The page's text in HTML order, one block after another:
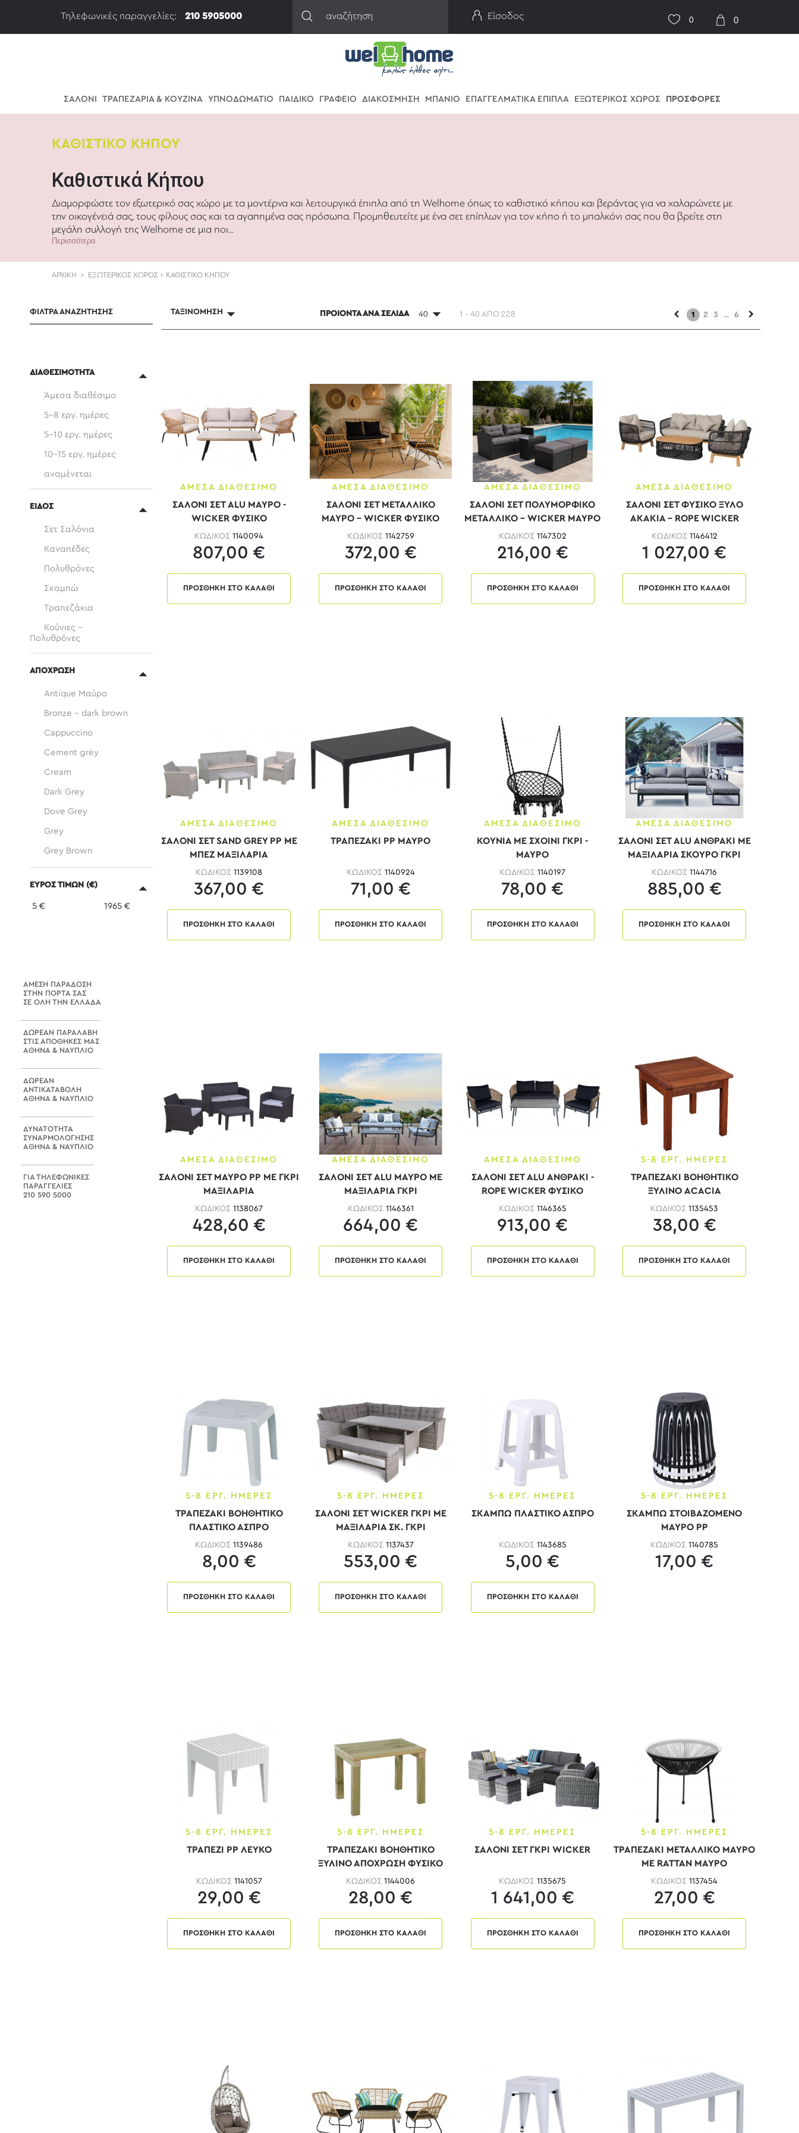
Τηλεφωνικές παραγγελίες: 210 5905000 Είσοδος 0 0
ΣΑΛΟΝΙ ΤΡΑΠΕΖΑΡΙΑ & ΚΟΥΖΙΝΑ ΥΠΝΟΔΩΜΑΤΙΟ ΠΑΙΔΙΚΟ ΓΡΑΦΕΙΟ ΔΙΑΚΟΣΜΗΣΗ ΜΠΑΝΙΟ ΕΠΑΓΓΕΛΜΑΤΙΚΑ ΕΠΙΠΛΑ ΕΞΩΤΕΡΙΚΟΣ ΧΩΡΟΣ ΠΡΟΣΦΟΡΕΣ
ΚΑΘΙΣΤΙΚΟ ΚΗΠΟΥ
Καθιστικά Κήπου
Διαμορφώστε τον εξωτερικό σας χώρο με τα μοντέρνα και λειτουργικά έπιπλα από τη Welhome όπως το καθιστικό κήπου και βεράντας για να χαλαρώνετε με
την οικογένειά σας, τους φίλους σας και τα αγαπημένα σας πρόσωπα. Προμηθευτείτε με ένα σετ επίπλων για τον κήπο ή το μπαλκόνι σας που θα βρείτε στη
μεγάλη συλλογή της Welhome σε μια ποι...
Περισσότερα
ΑΡΧΙΚΗ > ΕΞΩΤΕΡΙΚΟΣ ΧΩΡΟΣ > ΚΑΘΙΣΤΙΚΟ ΚΗΠΟΥ
ΦΙΛΤΡΑ ΑΝΑΖΗΤΗΣΗΣ
ΔΙΑΘΕΣΙΜΟΤΗΤΑ
Άμεσα διαθέσιμο
5-8 εργ. ημέρες
5-10 εργ. ημέρες
10-15 εργ. ημέρες
αναμένεται
ΕΙΔΟΣ
Σετ Σαλόνια
Καναπέδες
Πολυθρόνες
Σκαμπώ
Τραπεζάκια
Κούνιες -
Πολυθρόνες
ΑΠΟΧΡΩΣΗ
Antique Μαύρο
Bronze - dark brown
Cappuccino
Cement grey
Cream
Dark Grey
Dove Grey
Grey
Grey Brown
Grey White
Marsala
Metal
Taupe
Ανθρακί - Μπεζ
Ανθρακί - Φυσικό
Ανοιχτό Γκρι
Άσπρο
Άσπρο - ανθρακί
Άσπρο - Μπλε
Άσπρο - φυσικό
Γκρι
ΕΥΡΟΣ ΤΙΜΩΝ (€)
5 € 1965 €
ΑΜΕΣΗ ΠΑΡΑΔΟΣΗ
ΣΤΗΝ ΠΟΡΤΑ ΣΑΣ
ΣΕ ΟΛΗ ΤΗΝ ΕΛΛΑΔΑ
ΔΩΡΕΑΝ ΠΑΡΑΛΑΒΗ
ΣΤΙΣ ΑΠΟΘΗΚΕΣ ΜΑΣ
ΑΘΗΝΑ & ΝΑΥΠΛΙΟ
ΔΩΡΕΑΝ
ΑΝΤΙΚΑΤΑΒΟΛΗ
ΑΘΗΝΑ & ΝΑΥΠΛΙΟ
ΔΥΝΑΤΟΤΗΤΑ
ΣΥΝΑΡΜΟΛΟΓΗΣΗΣ
ΑΘΗΝΑ & ΝΑΥΠΛΙΟ
ΓΙΑ ΤΗΛΕΦΩΝΙΚΕΣ
ΠΑΡΑΓΓΕΛΙΕΣ
210 590 5000
ΤΑΞΙΝΌΜΗΣΗ ΠΡΟΙΟΝΤΑ ΑΝΑ ΣΕΛΙΔΑ 40 1 2 3 ... 6
1 - 40 ΑΠΟ 228
ΑΜΕΣΑ ΔΙΑΘΕΣΙΜΟ
ΣΑΛΟΝΙ ΣΕΤ ALU ΜΑΥΡΟ -
WICKER ΦΥΣΙΚΟ
ΚΩΔΙΚΟΣ1140094
807,00 €
ΠΡΟΣΘΗΚΗ ΣΤΟ ΚΑΛΑΘΙ
ΑΜΕΣΑ ΔΙΑΘΕΣΙΜΟ
ΣΑΛΟΝΙ ΣΕΤ ΜΕΤΑΛΛΙΚΟ
ΜΑΥΡΟ - WICKER ΦΥΣΙΚΟ
ΚΩΔΙΚΟΣ 1142759
372,00 €
ΠΡΟΣΘΗΚΗ ΣΤΟ ΚΑΛΑΘΙ
ΑΜΕΣΑ ΔΙΑΘΕΣΙΜΟ
ΣΑΛΟΝΙ ΣΕΤ ΠΟΛΥΜΟΡΦΙΚΟ
ΜΕΤΑΛΛΙΚΟ - WICKER ΜΑΥΡΟ
ΜΕ...
ΚΩΔΙΚΟΣ 1147302
216,00 €
ΠΡΟΣΘΗΚΗ ΣΤΟ ΚΑΛΑΘΙ
ΑΜΕΣΑ ΔΙΑΘΕΣΙΜΟ
ΣΑΛΟΝΙ ΣΕΤ ΦΥΣΙΚΟ ΞΥΛΟ
ΑΚΑΚΙΑ - ROPE WICKER
ΜΑΥΡΟ
ΚΩΔΙΚΟΣ 1146412
1 027,00 €
ΠΡΟΣΘΗΚΗ ΣΤΟ ΚΑΛΑΘΙ
ΑΜΕΣΑ ΔΙΑΘΕΣΙΜΟ
ΣΑΛΟΝΙ ΣΕΤ SAND GREY PP ΜΕ
ΜΠΕΖ ΜΑΞΙΛΑΡΙΑ
ΚΩΔΙΚΟΣ1139108
367,00 €
ΠΡΟΣΘΗΚΗ ΣΤΟ ΚΑΛΑΘΙ
ΑΜΕΣΑ ΔΙΑΘΕΣΙΜΟ
ΤΡΑΠΕΖΑΚΙ PP ΜΑΥΡΟ
ΚΩΔΙΚΟΣ 1140924
71,00 €
ΠΡΟΣΘΗΚΗ ΣΤΟ ΚΑΛΑΘΙ
ΑΜΕΣΑ ΔΙΑΘΕΣΙΜΟ
ΚΟΥΝΙΑ ΜΕ ΣΧΟΙΝΙ ΓΚΡΙ -
ΜΑΥΡΟ
ΚΩΔΙΚΟΣ1140197
78,00 €
ΠΡΟΣΘΗΚΗ ΣΤΟ ΚΑΛΑΘΙ
ΑΜΕΣΑ ΔΙΑΘΕΣΙΜΟ
ΣΑΛΟΝΙ ΣΕΤ ALU ΑΝΘΡΑΚΙ ΜΕ
ΜΑΞΙΛΑΡΙΑ ΣΚΟΥΡΟ ΓΚΡΙ
ΚΩΔΙΚΟΣ1144716
885,00 €
ΠΡΟΣΘΗΚΗ ΣΤΟ ΚΑΛΑΘΙ
ΑΜΕΣΑ ΔΙΑΘΕΣΙΜΟ
ΣΑΛΟΝΙ ΣΕΤ ΜΑΥΡΟ PP ΜΕ ΓΚΡΙ
ΜΑΞΙΛΑΡΙΑ
ΚΩΔΙΚΟΣ1138067
428,60 €
ΠΡΟΣΘΗΚΗ ΣΤΟ ΚΑΛΑΘΙ
ΑΜΕΣΑ ΔΙΑΘΕΣΙΜΟ
ΣΑΛΟΝΙ ΣΕΤ ALU ΜΑΥΡΟ ΜΕ
ΜΑΞΙΛΑΡΙΑ ΓΚΡΙ
ΚΩΔΙΚΟΣ 1146361
664,00 €
ΠΡΟΣΘΗΚΗ ΣΤΟ ΚΑΛΑΘΙ
ΑΜΕΣΑ ΔΙΑΘΕΣΙΜΟ
ΣΑΛΟΝΙ ΣΕΤ ALU ΑΝΘΡΑΚΙ -
ROPE WICKER ΦΥΣΙΚΟ
ΚΩΔΙΚΟΣ 1146365
913,00 €
ΠΡΟΣΘΗΚΗ ΣΤΟ ΚΑΛΑΘΙ
5-8 ΕΡΓ. ΗΜΕΡΕΣ
ΤΡΑΠΕΖΑΚΙ ΒΟΗΘΗΤΙΚΟ
ΞΥΛΙΝΟ ACACIA
ΚΩΔΙΚΟΣ1135453
38,00 €
ΠΡΟΣΘΗΚΗ ΣΤΟ ΚΑΛΑΘΙ
5-8 ΕΡΓ. ΗΜΕΡΕΣ
ΤΡΑΠΕΖΑΚΙ ΒΟΗΘΗΤΙΚΟ
ΠΛΑΣΤΙΚΟ ΑΣΠΡΟ
ΚΩΔΙΚΟΣ1139486
8,00 €
ΠΡΟΣΘΗΚΗ ΣΤΟ ΚΑΛΑΘΙ
5-8 ΕΡΓ. ΗΜΕΡΕΣ
ΣΑΛΟΝΙ ΣΕΤ WICKER ΓΚΡΙ ΜΕ
ΜΑΞΙΛΑΡΙΑ ΣΚ. ΓΚΡΙ
ΚΩΔΙΚΟΣ 1137437
553,00 €
ΠΡΟΣΘΗΚΗ ΣΤΟ ΚΑΛΑΘΙ
5-8 ΕΡΓ. ΗΜΕΡΕΣ
ΣΚΑΜΠΩ ΠΛΑΣΤΙΚΟ ΑΣΠΡΟ
ΚΩΔΙΚΟΣ 1143685
5,00 €
ΠΡΟΣΘΗΚΗ ΣΤΟ ΚΑΛΑΘΙ
5-8 ΕΡΓ. ΗΜΕΡΕΣ
ΣΚΑΜΠΩ ΣΤΟΙΒΑΖΟΜΕΝΟ
ΜΑΥΡΟ ΡΡ
ΚΩΔΙΚΟΣ1140785
17,00 €
5-8 ΕΡΓ. ΗΜΕΡΕΣ
ΤΡΑΠΕΖΙ PP ΛΕΥΚΟ
ΚΩΔΙΚΟΣ 1141057
29,00 €
ΠΡΟΣΘΗΚΗ ΣΤΟ ΚΑΛΑΘΙ
5-8 ΕΡΓ. ΗΜΕΡΕΣ
ΤΡΑΠΕΖΑΚΙ ΒΟΗΘΗΤΙΚΟ
ΞΥΛΙΝΟ ΑΠΟΧΡΩΣΗ ΦΥΣΙΚΟ
ΚΩΔΙΚΟΣ1144006
28,00 €
ΠΡΟΣΘΗΚΗ ΣΤΟ ΚΑΛΑΘΙ
5-8 ΕΡΓ. ΗΜΕΡΕΣ
ΣΑΛΟΝΙ ΣΕΤ ΓΚΡΙ WICKER
ΚΩΔΙΚΟΣ1135675
1 641,00 €
ΠΡΟΣΘΗΚΗ ΣΤΟ ΚΑΛΑΘΙ
5-8 ΕΡΓ. ΗΜΕΡΕΣ
ΤΡΑΠΕΖΑΚΙ ΜΕΤΑΛΛΙΚΟ ΜΑΥΡΟ
ΜΕ RATTAN ΜΑΥΡΟ
ΚΩΔΙΚΟΣ1137454
27,00 €
ΠΡΟΣΘΗΚΗ ΣΤΟ ΚΑΛΑΘΙ